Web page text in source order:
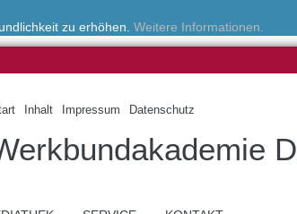
zu erhöhen. Weitere Informationen.
Inhalt Impressum Datenschutz